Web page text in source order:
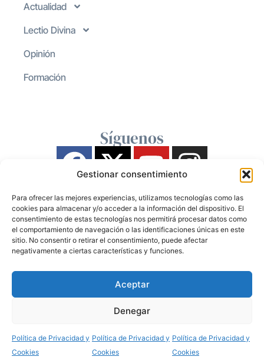
Gestionar consentimiento
Para ofrecer las mejores experiencias, utilizamos tecnologías como las
cookies para almacenar y/o acceder a la información del dispositivo. El
consentimiento de estas tecnologías nos permitirá procesar datos como
el comportamiento de navegación o las identificaciones únicas en este
sitio. No consentir o retirar el consentimiento, puede afectar
negativamente a ciertas características y funciones.
Aceptar
Denegar
Política de Privacidad y
Cookies
Política de Privacidad y
Cookies
Política de Privacidad y
Cookies
Actualidad
Lectio Divina
Opinión
Formación
Síguenos